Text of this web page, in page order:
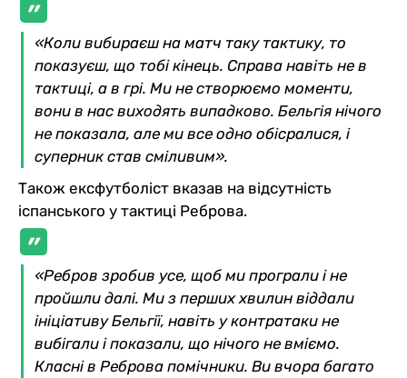
«Коли вибираєш на матч таку тактику, то
показуєш, що тобі кінець. Справа навіть не в
тактиці, а в грі. Ми не створюємо моменти,
вони в нас виходять випадково. Бельгія нічого
не показала, але ми все одно обісралися, і
суперник став сміливим».
Також ексфутболіст вказав на відсутність
іспанського у тактиці Реброва.
«Ребров зробив усе, щоб ми програли і не
пройшли далі. Ми з перших хвилин віддали
ініціативу Бельгії, навіть у контратаки не
вибігали і показали, що нічого не вміємо.
Класні в Реброва помічники. Ви вчора багато